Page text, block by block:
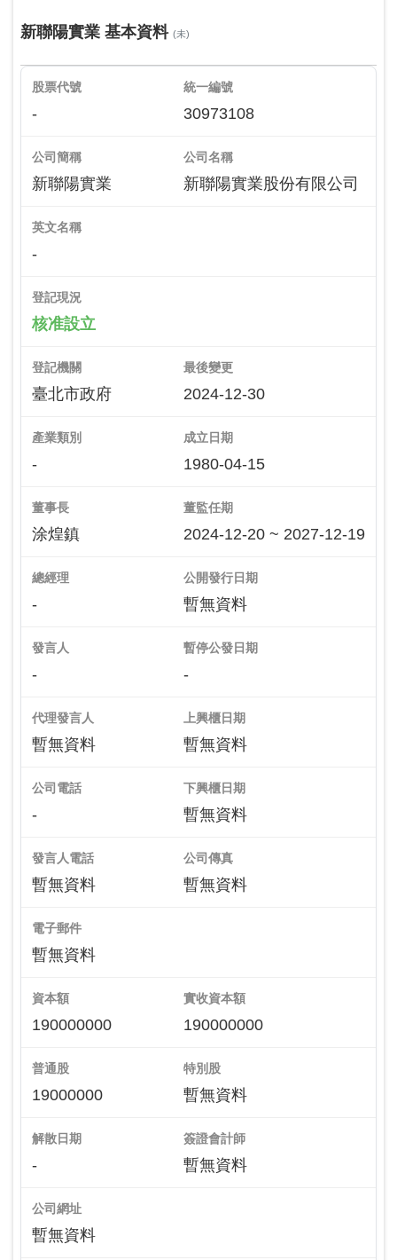
新聯陽實業 基本資料 (未)
股票代號
-
統一編號
30973108
公司簡稱
新聯陽實業
公司名稱
新聯陽實業股份有限公司
英文名稱
-
登記現況
核准設立
登記機關
臺北市政府
最後變更
2024-12-30
產業類別
-
成立日期
1980-04-15
董事長
涂煌鎮
董監任期
2024-12-20 ~ 2027-12-19
總經理
-
公開發行日期
暫無資料
發言人
-
暫停公發日期
-
代理發言人
暫無資料
上興櫃日期
暫無資料
公司電話
-
下興櫃日期
暫無資料
發言人電話
暫無資料
公司傳真
暫無資料
電子郵件
暫無資料
資本額
190000000
實收資本額
190000000
普通股
19000000
特別股
暫無資料
解散日期
-
簽證會計師
暫無資料
公司網址
暫無資料